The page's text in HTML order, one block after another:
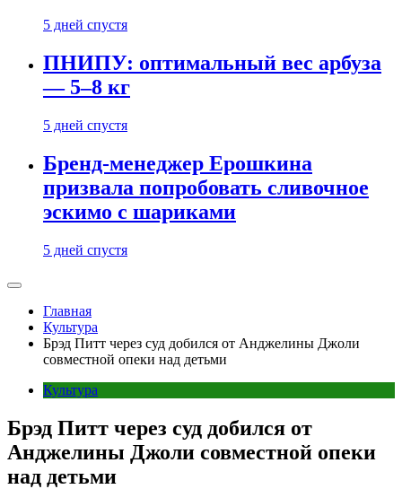
5 дней спустя
ПНИПУ: оптимальный вес арбуза
— 5–8 кг
5 дней спустя
Бренд-менеджер Ерошкина
призвала попробовать сливочное
эскимо с шариками
5 дней спустя
Главная
Культура
Брэд Питт через суд добился от Анджелины Джоли
совместной опеки над детьми
Культура
Брэд Питт через суд добился от
Анджелины Джоли совместной опеки
над детьми